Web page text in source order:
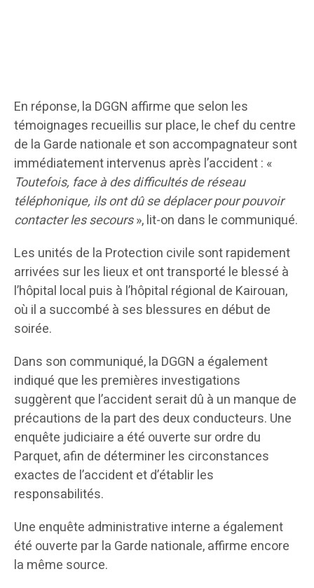
En réponse, la DGGN affirme que selon les
témoignages recueillis sur place, le chef du centre
de la Garde nationale et son accompagnateur sont
immédiatement intervenus après l’accident : «
Toutefois, face à des difficultés de réseau
téléphonique, ils ont dû se déplacer pour pouvoir
contacter les secours», lit-on dans le communiqué.
Les unités de la Protection civile sont rapidement
arrivées sur les lieux et ont transporté le blessé à
l’hôpital local puis à l’hôpital régional de Kairouan,
où il a succombé à ses blessures en début de
soirée.
Dans son communiqué, la DGGN a également
indiqué que les premières investigations
suggèrent que l’accident serait dû à un manque de
précautions de la part des deux conducteurs. Une
enquête judiciaire a été ouverte sur ordre du
Parquet, afin de déterminer les circonstances
exactes de l’accident et d’établir les
responsabilités.
Une enquête administrative interne a également
été ouverte par la Garde nationale, affirme encore
la même source.